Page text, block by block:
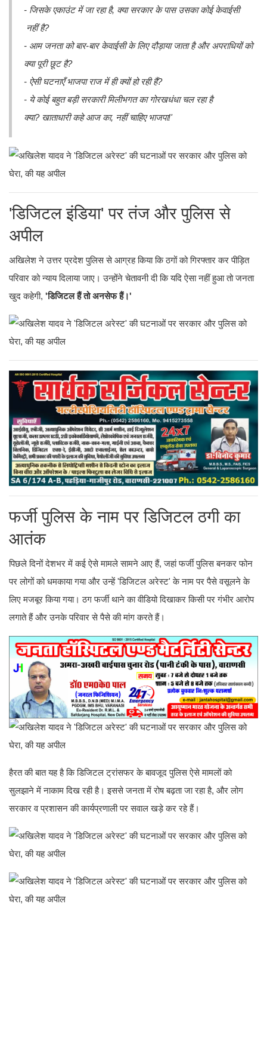
- जिसके एकाउंट में जा रहा है, क्या सरकार के पास उसका कोई केवाईसी
नहीं है?
- ⁠आम जनता को बार-बार केवाईसी के लिए दौड़ाया जाता है और अपराधियों को
क्या पूरी छूट है?
- ⁠ऐसी घटनाएँ भाजपा राज में ही क्यों हो रही हैं?
- ⁠ये कोई बहुत बड़ी सरकारी मिलीभगत का गोरखधंधा चल रहा है
क्या? खाताधारी कहे आज का, नहीं चाहिए भाजपा!'
'डिजिटल इंडिया' पर तंज और पुलिस से
अपील
अखिलेश ने उत्तर प्रदेश पुलिस से आग्रह किया कि ठगों को गिरफ्तार कर पीड़ित
परिवार को न्याय दिलाया जाए। उन्होंने चेतावनी दी कि यदि ऐसा नहीं हुआ तो जनता
खुद कहेगी, 'डिजिटल हैं तो अनसेफ हैं।'
फर्जी पुलिस के नाम पर डिजिटल ठगी का
आतंक
पिछले दिनों देशभर में कई ऐसे मामले सामने आए हैं, जहां फर्जी पुलिस बनकर फोन
पर लोगों को धमकाया गया और उन्हें 'डिजिटल अरेस्ट' के नाम पर पैसे वसूलने के
लिए मजबूर किया गया। ठग फर्जी थाने का वीडियो दिखाकर किसी पर गंभीर आरोप
लगाते हैं और उनके परिवार से पैसे की मांग करते हैं।
हैरत की बात यह है कि डिजिटल ट्रांसफर के बावजूद पुलिस ऐसे मामलों को
सुलझाने में नाकाम दिख रही है। इससे जनता में रोष बढ़ता जा रहा है, और लोग
सरकार व प्रशासन की कार्यप्रणाली पर सवाल खड़े कर रहे हैं।